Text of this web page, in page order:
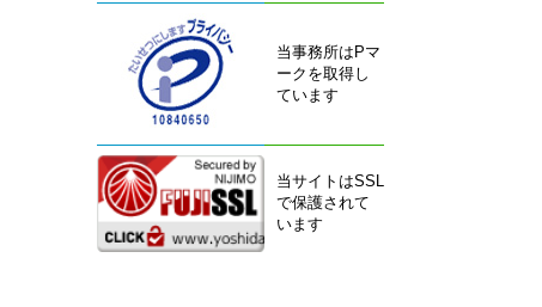
当事務所はPマ
ークを取得し
ています
当サイトはSSL
で保護されて
います